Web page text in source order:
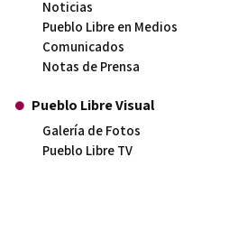
Noticias
Pueblo Libre en Medios
Comunicados
Notas de Prensa
Pueblo Libre Visual
Galería de Fotos
Pueblo Libre TV